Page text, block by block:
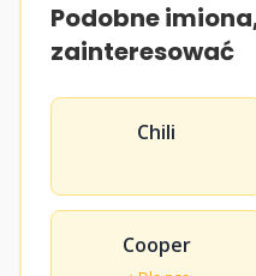
Podobne
zainteresować
Chili
Cooper